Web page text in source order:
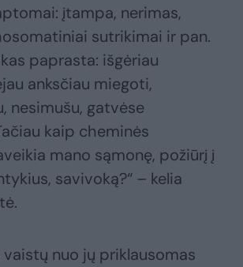
įtampa, nerimas,
sutrikimai ir pan.
paprasta: išgėriau
anksčiau miegoti,
nesimušu, gatvėse
kaip cheminės
mano sąmonę, požiūrį į
savivoką?“ – kelia
nuo jų priklausomas